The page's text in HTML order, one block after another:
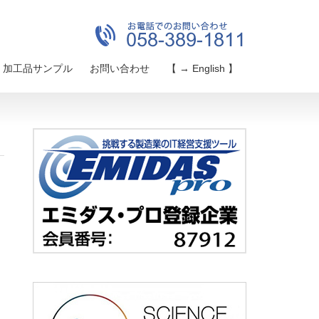
加工品サンプル お問い合わせ 【 → English 】